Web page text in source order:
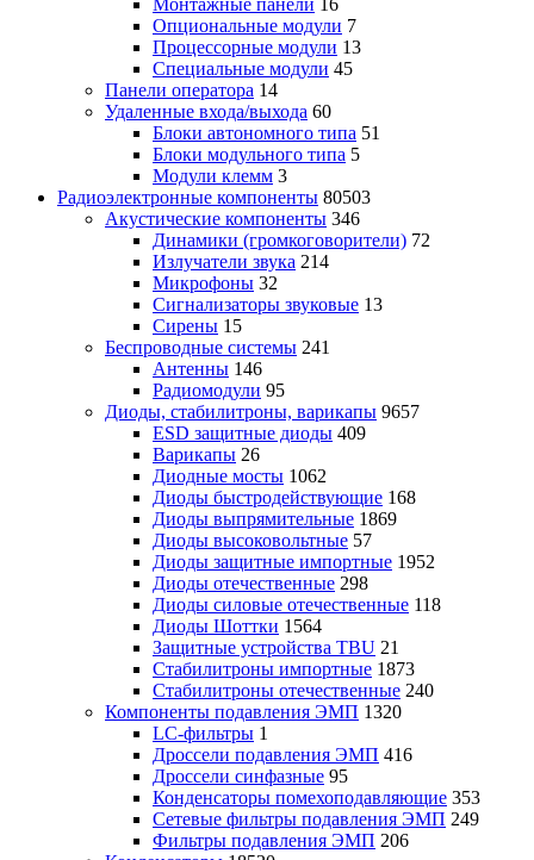
Опциональные модули 7
Процессорные модули 13
Специальные модули 45
Панели оператора 14
Удаленные входа/выхода 60
Блоки автономного типа 51
Блоки модульного типа 5
Модули клемм 3
Радиоэлектронные компоненты 80503
Акустические компоненты 346
Динамики (громкоговорители) 72
Излучатели звука 214
Микрофоны 32
Сигнализаторы звуковые 13
Сирены 15
Беспроводные системы 241
Антенны 146
Радиомодули 95
Диоды, стабилитроны, варикапы 9657
ESD защитные диоды 409
Варикапы 26
Диодные мосты 1062
Диоды быстродействующие 168
Диоды выпрямительные 1869
Диоды высоковольтные 57
Диоды защитные импортные 1952
Диоды отечественные 298
Диоды силовые отечественные 118
Диоды Шоттки 1564
Защитные устройства TBU 21
Стабилитроны импортные 1873
Стабилитроны отечественные 240
Компоненты подавления ЭМП 1320
LC-фильтры 1
Дроссели подавления ЭМП 416
Дроссели синфазные 95
Конденсаторы помехоподавляющие 353
Сетевые фильтры подавления ЭМП 249
Фильтры подавления ЭМП 206